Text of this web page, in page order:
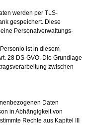
werden per TLS-
gespeichert. Diese
Personalverwaltungs-
ist in diesem
28 DS-GVO. Die Grundlage
zwischen
Daten
in Abhängigkeit von
Rechte aus Kapitel III